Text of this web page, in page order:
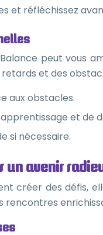
et réfléchissez
peut vous
et des
aux obstacles.
et de
si nécessaire.
avenir
créer des défis,